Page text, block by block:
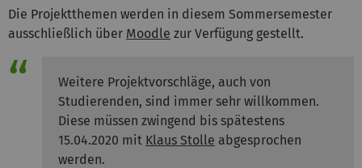
Die Projektthemen werden in diesem Sommersemester
ausschließlich über Moodle zur Verfügung gestellt.
Weitere Projektvorschläge, auch von
Studierenden, sind immer sehr willkommen.
Diese müssen zwingend bis spätestens
15.04.2020 mit Klaus Stolle abgesprochen
werden.